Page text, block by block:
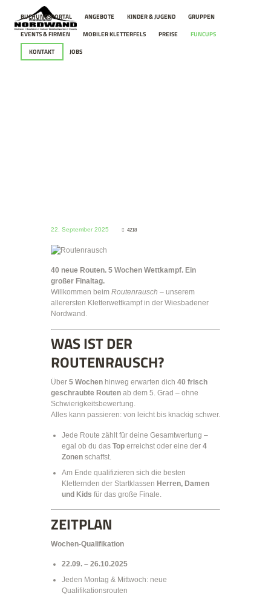
BUCHUNGSPORTAL ANGEBOTE KINDER & JUGEND
GRUPPEN
EVENTS & FIRMEN
MOBILER KLETTERFELS PREISE
FUNCUPS
KONTAKT
JOBS
22. September 2025 4218
40 neue Routen. 5 Wochen Wettkampf. Ein
großer Finaltag.
Willkommen beim Routenrausch – unserem
allerersten Kletterwettkampf in der Wiesbadener
Nordwand.
WAS IST DER
ROUTENRAUSCH?
Über 5 Wochen hinweg erwarten dich 40 frisch
geschraubte Routen ab dem 5. Grad – ohne
Schwierigkeitsbewertung.
Alles kann passieren: von leicht bis knackig schwer.
Jede Route zählt für deine Gesamtwertung –
egal ob du das Top erreichst oder eine der 4
Zonen schaffst.
Am Ende qualifizieren sich die besten
Kletternden der Startklassen Herren, Damen
und Kids für das große Finale.
ZEITPLAN
Wochen-Qualifikation
22.09. – 26.10.2025
Jeden Montag & Mittwoch: neue
Qualifikationsrouten